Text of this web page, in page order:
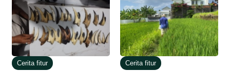
Cerita fitur Cerita fitur